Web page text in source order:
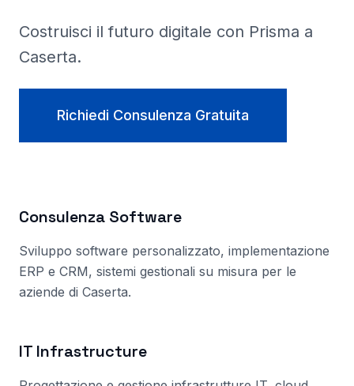
Costruisci il futuro digitale con Prisma a
Caserta.
Richiedi Consulenza Gratuita
Consulenza Software
Sviluppo software personalizzato, implementazione
ERP e CRM, sistemi gestionali su misura per le
aziende di Caserta.
IT Infrastructure